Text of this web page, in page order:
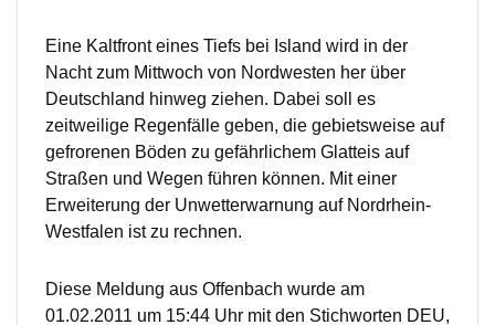
Eine Kaltfront eines Tiefs bei Island wird in der
Nacht zum Mittwoch von Nordwesten her über
Deutschland hinweg ziehen. Dabei soll es
zeitweilige Regenfälle geben, die gebietsweise auf
gefrorenen Böden zu gefährlichem Glatteis auf
Straßen und Wegen führen können. Mit einer
Erweiterung der Unwetterwarnung auf Nordrhein-
Westfalen ist zu rechnen.
Diese Meldung aus Offenbach wurde am
01.02.2011 um 15:44 Uhr mit den Stichworten DEU,